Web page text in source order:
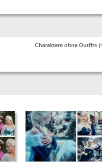
Charaktere ohne Outfits